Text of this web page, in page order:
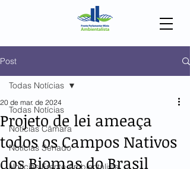
Post
Todas Notícias
Notícias Câmara
Notícias Senado
Notícias Frente Ambientalista
Todas Notícias
Projeto de lei ameaça
todos os Campos Nativos
dos Biomas do Brasil
20 de mar. de 2024